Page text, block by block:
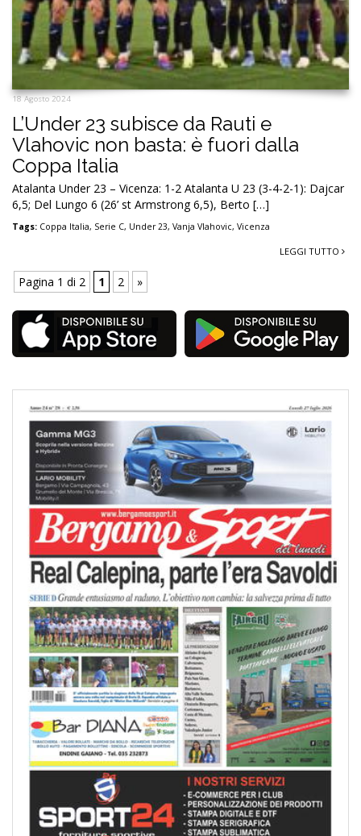
18 Agosto 2024
L’Under 23 subisce da Rauti e
Vlahovic non basta: è fuori dalla
Coppa Italia
Atalanta Under 23 – Vicenza: 1-2 Atalanta U 23 (3-4-2-1): Dajcar
6,5; Del Lungo 6 (26’ st Armstrong 6,5), Berto […]
Tags: Coppa Italia, Serie C, Under 23, Vanja Vlahovic, Vicenza
LEGGI TUTTO
Pagina 1 di 2 1 2 »